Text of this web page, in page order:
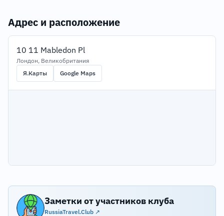
Адрес и расположение
10 11 Mabledon Pl
Лондон, Великобритания
Я.Карты
Google Maps
Заметки от участников клуба
RussiaTravel.Club ↗